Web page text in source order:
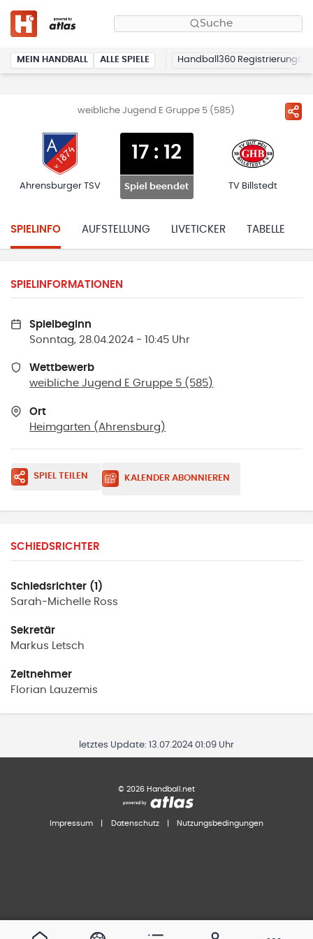
Suche
MEIN HANDBALL ALLE SPIELE Handball360 Registrierung
weibliche Jugend E Gruppe 5 (585)
Ahrensburger TSV
17 : 12
Spiel beendet TV Billstedt
SPIELINFO AUFSTELLUNG LIVETICKER TABELLE
SPIELINFORMATIONEN
Spielbeginn
Sonntag, 28.04.2024 - 10:45 Uhr
Wettbewerb
weibliche Jugend E Gruppe 5 (585)
Ort
Heimgarten (Ahrensburg )
SPIEL TEILEN KALENDER ABONNIEREN
SCHIEDSRICHTER
Schiedsrichter (1)
Sarah-Michelle Ross
Sekretär
Markus
Letsch
Zeitnehmer
Florian
Lauzemis
letztes Update: 13.07.2024 01:09 Uhr
© 2026 Handball.net
Impressum Datenschutz Nutzungsbedingungen